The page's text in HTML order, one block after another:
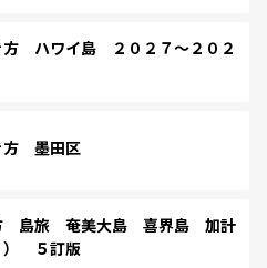
ハワイ島 ２０２７～２０２
方 墨田区
島旅 奄美大島 喜界島 加計
） ５訂版